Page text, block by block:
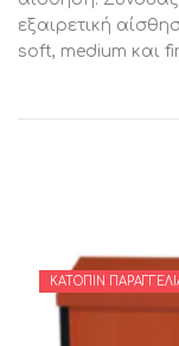
εξαιρετική
soft, medium και
ΚΑΤΌΠΙΝ